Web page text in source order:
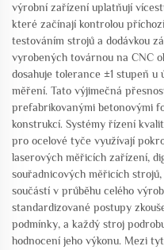
výrobní zařízení uplatňují
které začínají kontrolou
testováním strojů a dodávkou
vyrobených továrnou na CNC
dosahuje tolerance ±1 stupeň
měření. Tato výjimečná
prefabrikovanými betonovými
konstrukcí. Systémy řízení
pro ocelové tyče využívají
laserových měřicích zařízení,
souřadnicových měřicích
součástí v průběhu celého
standardizované postupy
podmínky, a každý stroj
hodnocení jeho výkonu. Mezi